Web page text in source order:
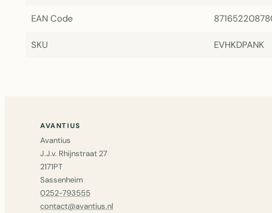
EAN Code
SKU EVHKDPANK
AVANTIUS
Avantius
J.J.v. Rhijnstraat 27
2171PT
Sassenheim
0252-793555
contact@avantius.nl